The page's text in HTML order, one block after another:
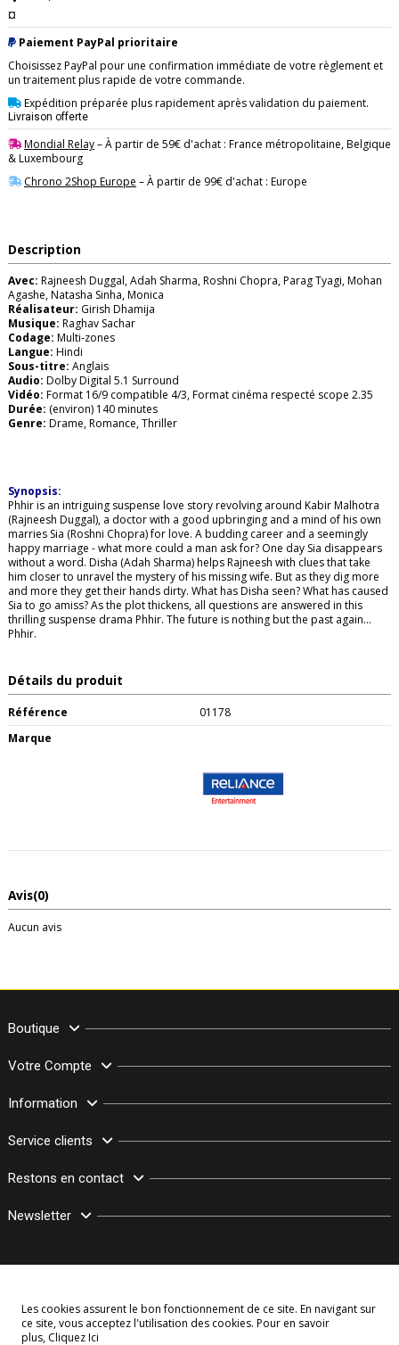
¤
Paiement PayPal prioritaire
Choisissez PayPal pour une confirmation immédiate de votre règlement et
un traitement plus rapide de votre commande.
Expédition préparée plus rapidement après validation du paiement.
Livraison offerte
Mondial Relay– À partir de 59€ d'achat : France métropolitaine, Belgique
& Luxembourg
Chrono 2Shop Europe – À partir de 99€ d'achat : Europe
Description
Avec: Rajneesh Duggal, Adah Sharma, Roshni Chopra, Parag Tyagi, Mohan
Agashe, Natasha Sinha, Monica
Réalisateur: Girish Dhamija
Musique: Raghav Sachar
Codage: Multi-zones
Langue: Hindi
Sous-titre: Anglais
Audio: Dolby Digital 5.1 Surround
Vidéo: Format 16/9 compatible 4/3, Format cinéma respecté scope 2.35
Durée: (environ) 140 minutes
Genre: Drame, Romance, Thriller
Synopsis:
Phhir is an intriguing suspense love story revolving around Kabir Malhotra
(Rajneesh Duggal), a doctor with a good upbringing and a mind of his own
marries Sia (Roshni Chopra) for love. A budding career and a seemingly
happy marriage - what more could a man ask for? One day Sia disappears
without a word. Disha (Adah Sharma) helps Rajneesh with clues that take
him closer to unravel the mystery of his missing wife. But as they dig more
and more they get their hands dirty. What has Disha seen? What has caused
Sia to go amiss? As the plot thickens, all questions are answered in this
thrilling suspense drama Phhir. The future is nothing but the past again...
Phhir.
Détails du produit
Référence
01178
Marque
Avis(0)
Aucun avis
Boutique
Votre Compte
Information
Service clients
Restons en contact
Newsletter
Les cookies assurent le bon fonctionnement de ce site. En navigant sur
ce site, vous acceptez l'utilisation des cookies. Pour en savoir
plus, Cliquez Ici